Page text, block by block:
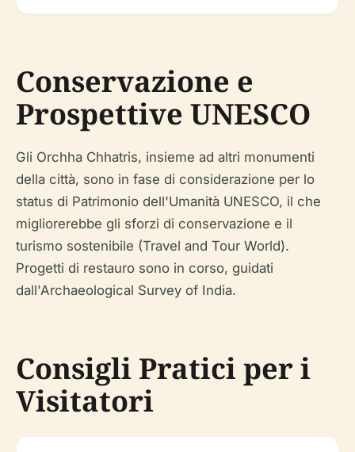
Conservazione e
Prospettive UNESCO
Gli Orchha Chhatris, insieme ad altri monumenti
della città, sono in fase di considerazione per lo
status di Patrimonio dell'Umanità UNESCO, il che
migliorerebbe gli sforzi di conservazione e il
turismo sostenibile (Travel and Tour World).
Progetti di restauro sono in corso, guidati
dall'Archaeological Survey of India.
Consigli Pratici per i
Visitatori